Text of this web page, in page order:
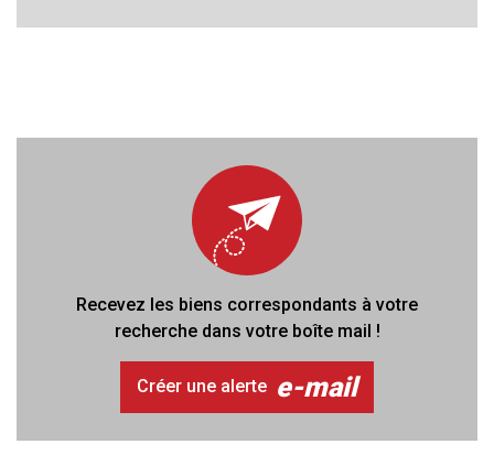
Recevez les biens correspondants à votre
recherche dans votre boîte mail !
Créer une alerte e-mail